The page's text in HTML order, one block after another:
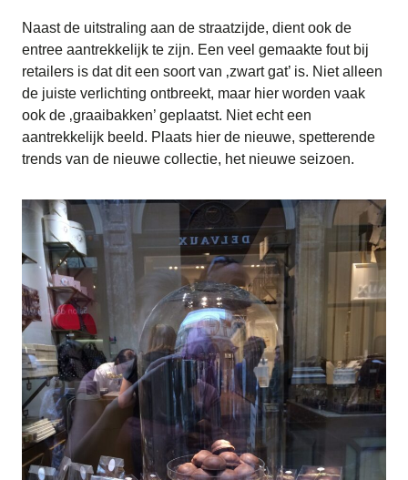
Naast de uitstraling aan de straatzijde, dient ook de
entree aantrekkelijk te zijn. Een veel gemaakte fout bij
retailers is dat dit een soort van ‚zwart gat’ is. Niet alleen
de juiste verlichting ontbreekt, maar hier worden vaak
ook de ‚graaibakken’ geplaatst. Niet echt een
aantrekkelijk beeld. Plaats hier de nieuwe, spetterende
trends van de nieuwe collectie, het nieuwe seizoen.